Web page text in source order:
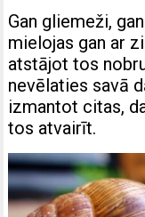
Gan gliemeži,
mielojas gan ar
atstājot tos
nevēlaties savā
izmantot citas,
tos atvairīt.